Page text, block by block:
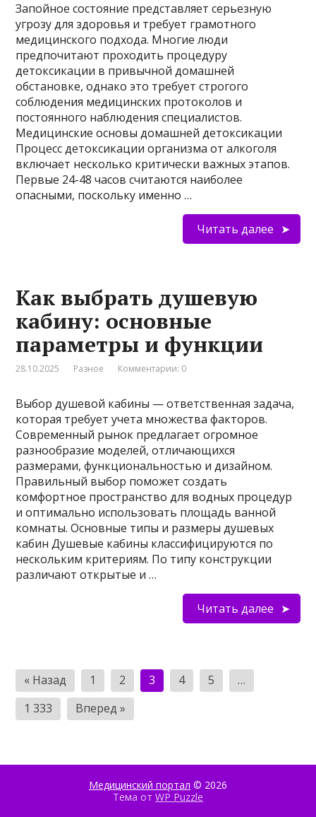
Запойное состояние представляет серьезную
угрозу для здоровья и требует грамотного
медицинского подхода. Многие люди
предпочитают проходить процедуру
детоксикации в привычной домашней
обстановке, однако это требует строгого
соблюдения медицинских протоколов и
постоянного наблюдения специалистов.
Медицинские основы домашней детоксикации
Процесс детоксикации организма от алкоголя
включает несколько критически важных этапов.
Первые 24-48 часов считаются наиболее
опасными, поскольку именно …
Читать далее
Как выбрать душевую
кабину: основные
параметры и функции
28.10.2025 Разное Комментарии: 0
Выбор душевой кабины — ответственная задача,
которая требует учета множества факторов.
Современный рынок предлагает огромное
разнообразие моделей, отличающихся
размерами, функциональностью и дизайном.
Правильный выбор поможет создать
комфортное пространство для водных процедур
и оптимально использовать площадь ванной
комнаты. Основные типы и размеры душевых
кабин Душевые кабины классифицируются по
нескольким критериям. По типу конструкции
различают открытые и …
Читать далее
Пагинация
записей
« Назад 1 2 3 4 5
…
1 333
Вперед »
Медицинский портал © 2026
Тема от WP Puzzle